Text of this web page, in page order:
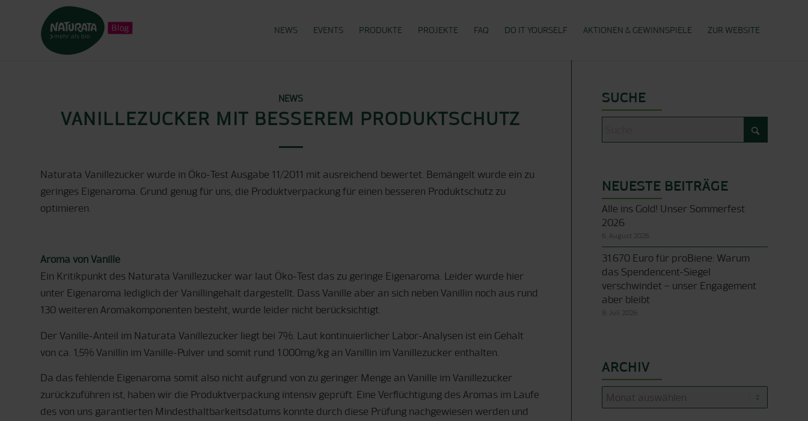
NEWS EVENTS PRODUKTE PROJEKTE FAQ DO IT YOURSELF AKTIONEN & GEWINNSPIELE ZUR WEBSITE
NEWS
VANILLEZUCKER MIT BESSEREM PRODUKTSCHUTZ
Naturata Vanillezucker wurde in Öko-Test Ausgabe 11/2011 mit ausreichend bewertet. Bemängelt wurde ein zu
geringes Eigenaroma. Grund genug für uns, die Produktverpackung für einen besseren Produktschutz zu
optimieren.
Aroma von Vanille
Ein Kritikpunkt des Naturata Vanillezucker war laut Öko-Test das zu geringe Eigenaroma. Leider wurde hier
unter Eigenaroma lediglich der Vanillingehalt dargestellt. Dass Vanille aber an sich neben Vanillin noch aus rund
130 weiteren Aromakomponenten besteht, wurde leider nicht berücksichtigt.
Der Vanille-Anteil im Naturata Vanillezucker liegt bei 7%. Laut kontinuierlicher Labor-Analysen ist ein Gehalt
von ca. 1,5% Vanillin im Vanille-Pulver und somit rund 1.000mg/kg an Vanillin im Vanillezucker enthalten.
Da das fehlende Eigenaroma somit also nicht aufgrund von zu geringer Menge an Vanille im Vanillezucker
zurückzuführen ist, haben wir die Produktverpackung intensiv geprüft. Eine Verflüchtigung des Aromas im Laufe
des von uns garantierten Mindesthaltbarkeitsdatums konnte durch diese Prüfung nachgewiesen werden und
SUCHE
NEUESTE BEITRÄGE
Alle ins Gold! Unser Sommerfest
2026
6. August 2026
31.670 Euro für proBiene: Warum
das Spendencent-Siegel
verschwindet – unser Engagement
aber bleibt
9. Juli 2026
ARCHIV